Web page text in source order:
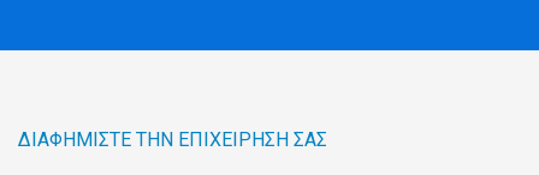
ΔΙΑΦΗΜΊΣΤΕ ΤΗΝ ΕΠΙΧΕΊΡΗΣΉ ΣΑΣ